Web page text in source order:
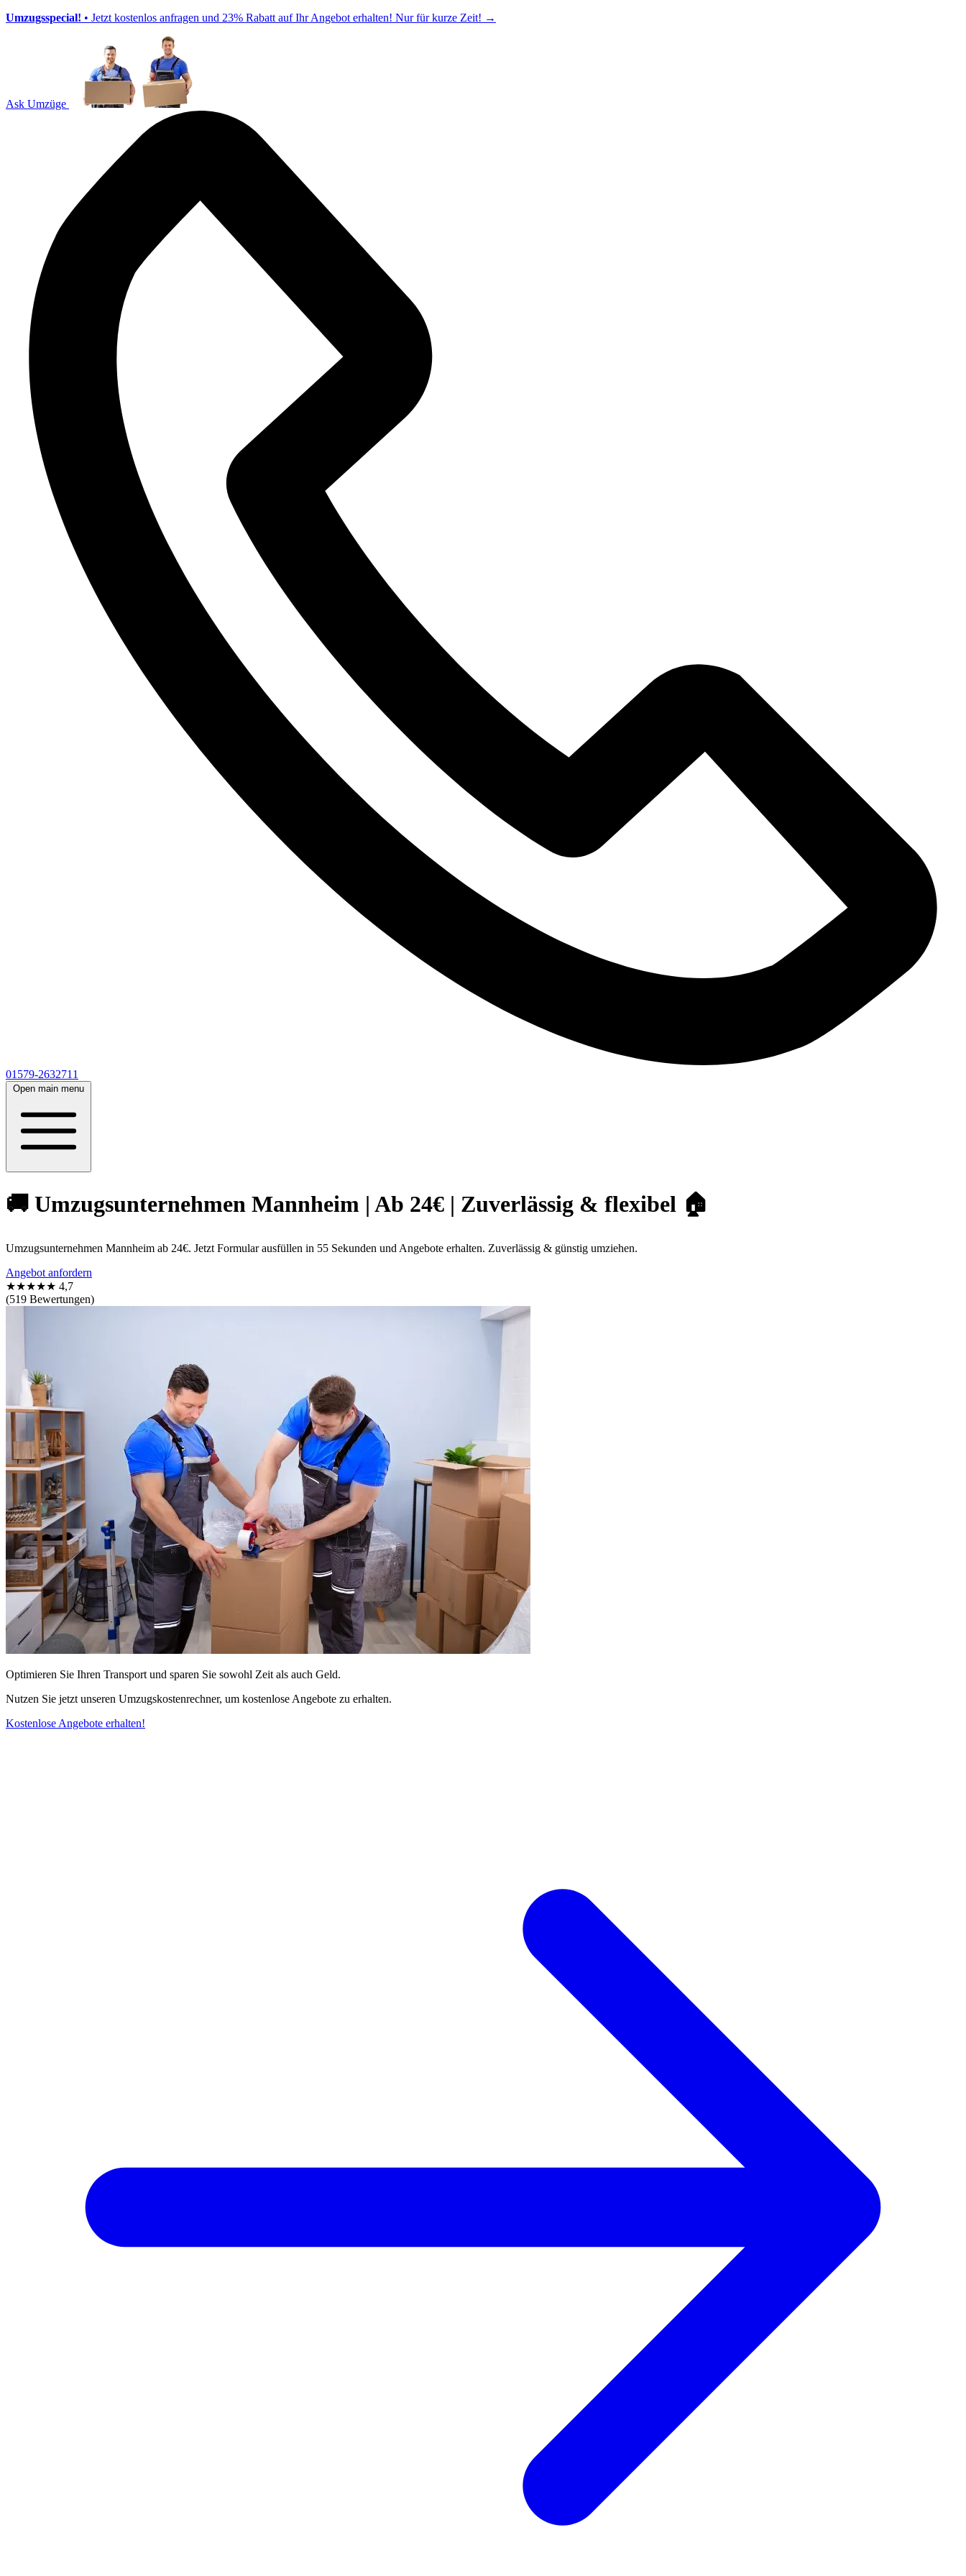
Umzugsspecial! • Jetzt kostenlos anfragen und 23% Rabatt auf Ihr Angebot erhalten! Nur für kurze Zeit! →
Ask Umzüge
01579-2632711
Open main menu
🚚 Umzugsunternehmen Mannheim | Ab 24€ | Zuverlässig & flexibel 🏠
Umzugsunternehmen Mannheim ab 24€. Jetzt Formular ausfüllen in 55 Sekunden und Angebote erhalten. Zuverlässig & günstig umziehen.
Angebot anfordern
★★★★★ 4,7
(519 Bewertungen)
Optimieren Sie Ihren Transport und sparen Sie sowohl Zeit als auch Geld.
Nutzen Sie jetzt unseren Umzugskostenrechner, um kostenlose Angebote zu erhalten.
Kostenlose Angebote erhalten!